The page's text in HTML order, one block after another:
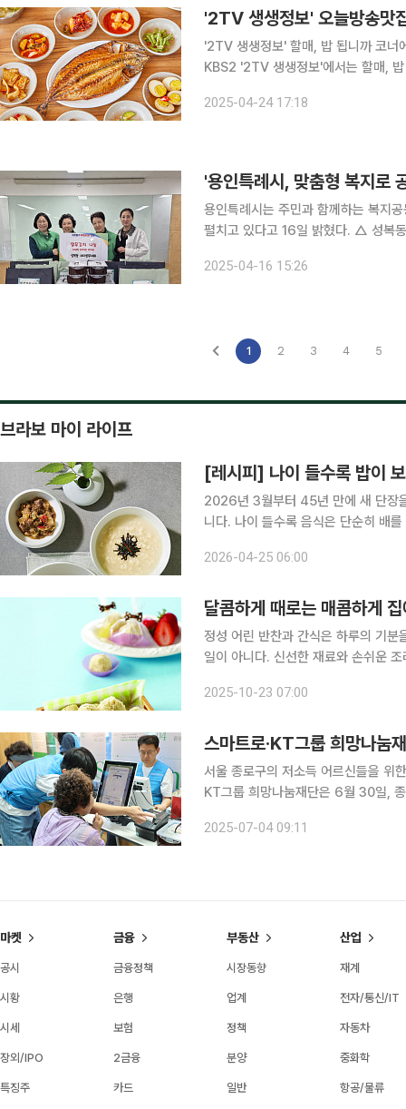
'2TV 생생정보' 할매, 밥 됩니까 코너에서
KBS2 '2TV 생생정보'에서는 할매,
2025-04-24 17:18
'용인특례시, 맞춤형 복지로
용인특례시는 주민과 함께하는 복지
펼치고 있다고 16일 밝혔다. △ 성복동, 열무김치 나눔으로 봄맞이 이웃사랑 실천 수지구 성복동 새
는 봄의 시작과 함께 어려운 이웃에게
2025-04-16 15:26
1 2 3 4 5
브라보 마이 라이프
[레시피] 나이 들수록 밥이
2026년 3월부터 45년 만에 새 단장
니다. 나이 들수록 음식은 단순히 배를 채우는 것을 넘어 건강을 돌보는 중요한 식사가 된다. 소화 부
인 가파도 보리밥은 이런 조건을 두루
2026-04-25 06:00
달콤하게 때로는 매콤하게
정성 어린 반찬과 간식은 하루의 기
일이 아니다. 신선한 재료와 손쉬운
2025-10-23 07:00
서울 종로구의 저소득 어르신들을 위
KT그룹 희망나눔재단은 6월 30일,
총 300명의 어르신을 대상으로 진행
2025-07-04 09:11
마켓
공시
시황
시세
장외/IPO
특징주
금융
금융정책
은행
보험
2금융
카드
부동산
시장동향
업계
정책
분양
일반
산업
재계
전자/통신/IT
자동차
중화학
항공/물류